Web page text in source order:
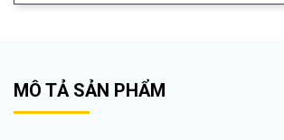
MÔ TẢ SẢN PHẨM